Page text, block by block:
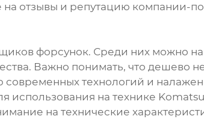
отзывы и репутацию компании-
форсунок. Среди них можно
Важно понимать, что дешево не
технологий и
использования на технике
на технические